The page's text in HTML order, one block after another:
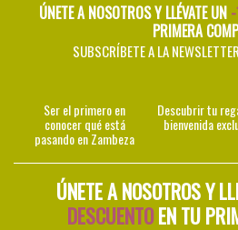
ÚNETE A NOSOTROS Y LLÉVATE UN
PRIMERA
SUBSCRÍBETE A LA
Ser el primero en
conocer qué está
pasando en Zambeza
Descubrir tu
bienvenida
ÚNETE A NOSOTROS Y
DESCUENTOEN TU